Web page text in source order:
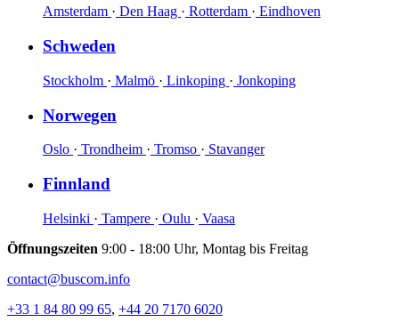
Amsterdam · Den Haag · Rotterdam · Eindhoven
Schweden
Stockholm · Malmö · Linkoping · Jonkoping
Norwegen
Oslo · Trondheim · Tromso · Stavanger
Finnland
Helsinki · Tampere · Oulu · Vaasa
Öffnungszeiten 9:00 - 18:00 Uhr, Montag bis Freitag
contact@buscom.info
+33 1 84 80 99 65, +44 20 7170 6020